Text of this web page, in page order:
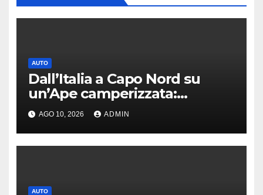
AUTO
Dall’Italia a Capo Nord su
un’Ape camperizzata:
l’incredibile impresa di
Francesco
AGO 10, 2026 ADMIN
AUTO